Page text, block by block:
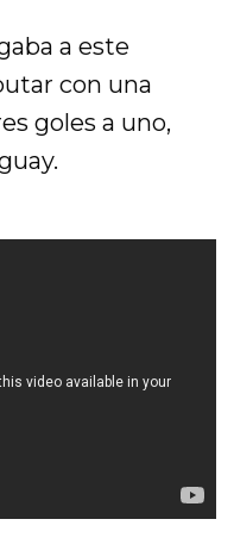
a este
con una
goles a uno,